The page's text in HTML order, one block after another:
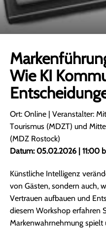
Wie KI
Ort: Online | Veranstalter:
Tourismus (MDZT) und
(MDZ Rostock)
Datum: 05.02.2026 | 11:00
Künstliche Intelligenz
von Gästen, sondern auch,
Vertrauen aufbauen und
diesem Workshop erfahren
Markenwahrnehmung